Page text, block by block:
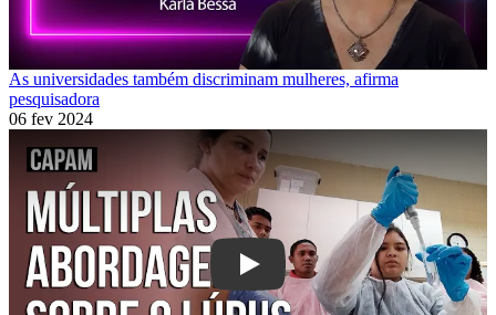
As universidades também discriminam mulheres, afirma
pesquisadora
06 fev 2024
Play